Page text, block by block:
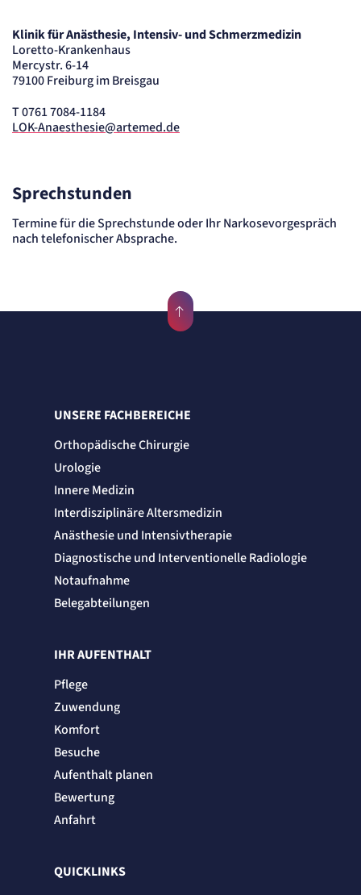
Klinik für Anästhesie, Intensiv- und Schmerzmedizin
Loretto-Krankenhaus
Mercystr. 6-14
79100 Freiburg im Breisgau
T 0761 7084-1184
LOK-Anaesthesie@artemed.de
Sprechstunden
Termine für die Sprechstunde oder Ihr Narkosevorgespräch
nach telefonischer Absprache.
UNSERE FACHBEREICHE
Orthopädische Chirurgie
Urologie
Innere Medizin
Interdisziplinäre Altersmedizin
Anästhesie und Intensivtherapie
Diagnostische und Interventionelle Radiologie
Notaufnahme
Belegabteilungen
IHR AUFENTHALT
Pflege
Zuwendung
Komfort
Besuche
Aufenthalt planen
Bewertung
Anfahrt
QUICKLINKS
Es erlaubt eTracker Cookies zu setzen.
Cookie Laufzeit:
480 Tage
etracker Analytics
Name:
Zweck:
Erkennung, ob bei dem Besucher die Scrolltiefe gemessen wird.
Cookie Laufzeit:
24 Std.
Cookie Laufzeit: